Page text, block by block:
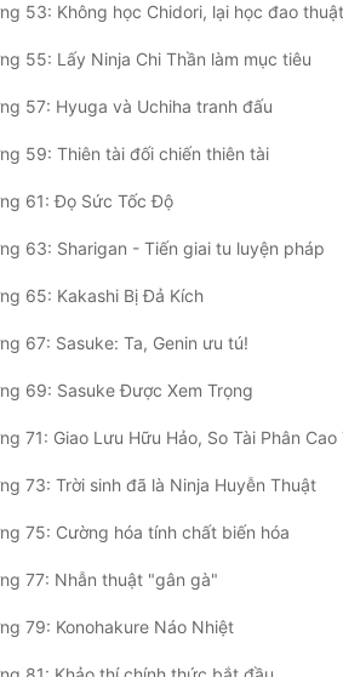
53: Không học Chidori, lại học đao
55: Lấy Ninja Chi Thần làm mục tiêu
57: Hyuga và Uchiha tranh đấu
59: Thiên tài đối chiến thiên tài
61: Đọ Sức Tốc Độ
63: Sharigan - Tiến giai tu luyện pháp
65: Kakashi Bị Đả Kích
67: Sasuke: Ta, Genin ưu tú!
69: Sasuke Được Xem Trọng
71: Giao Lưu Hữu Hảo, So Tài Phân Cao
73: Trời sinh đã là Ninja Huyễn Thuật
75: Cường hóa tính chất biến hóa
77: Nhẫn thuật "gân gà"
79: Konohakure Náo Nhiệt